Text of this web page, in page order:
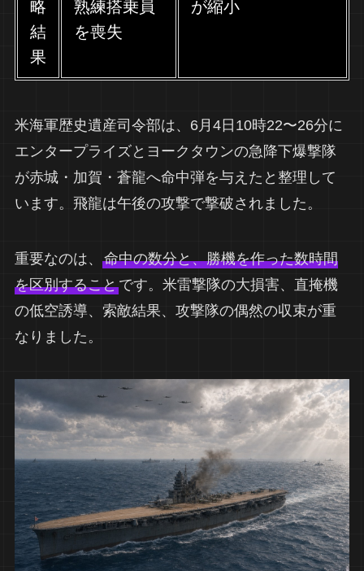
略
結
果
熟練搭乗員
を喪失
が縮小
米海軍歴史遺産司令部は、6月4日10時22〜26分に
エンタープライズとヨークタウンの急降下爆撃隊
が赤城・加賀・蒼龍へ命中弾を与えたと整理して
います。飛龍は午後の攻撃で撃破されました。
重要なのは、 命中の数分と、勝機を作った数時間
を区別することです。米雷撃隊の大損害、直掩機
の低空誘導、索敵結果、攻撃隊の偶然の収束が重
なりました。